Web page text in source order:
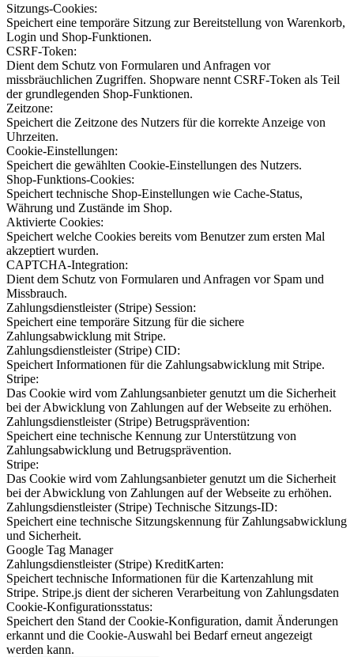
Sitzungs-Cookies:
Speichert eine temporäre Sitzung zur Bereitstellung von Warenkorb,
Login und Shop-Funktionen.
CSRF-Token:
Dient dem Schutz von Formularen und Anfragen vor
missbräuchlichen Zugriffen. Shopware nennt CSRF-Token als Teil
der grundlegenden Shop-Funktionen.
Zeitzone:
Speichert die Zeitzone des Nutzers für die korrekte Anzeige von
Uhrzeiten.
Cookie-Einstellungen:
Speichert die gewählten Cookie-Einstellungen des Nutzers.
Shop-Funktions-Cookies:
Speichert technische Shop-Einstellungen wie Cache-Status,
Währung und Zustände im Shop.
Aktivierte Cookies:
Speichert welche Cookies bereits vom Benutzer zum ersten Mal
akzeptiert wurden.
CAPTCHA-Integration:
Dient dem Schutz von Formularen und Anfragen vor Spam und
Missbrauch.
Zahlungsdienstleister (Stripe) Session:
Speichert eine temporäre Sitzung für die sichere
Zahlungsabwicklung mit Stripe.
Zahlungsdienstleister (Stripe) CID:
Speichert Informationen für die Zahlungsabwicklung mit Stripe.
Stripe:
Das Cookie wird vom Zahlungsanbieter genutzt um die Sicherheit
bei der Abwicklung von Zahlungen auf der Webseite zu erhöhen.
Zahlungsdienstleister (Stripe) Betrugsprävention:
Speichert eine technische Kennung zur Unterstützung von
Zahlungsabwicklung und Betrugsprävention.
Stripe:
Das Cookie wird vom Zahlungsanbieter genutzt um die Sicherheit
bei der Abwicklung von Zahlungen auf der Webseite zu erhöhen.
Zahlungsdienstleister (Stripe) Technische Sitzungs-ID:
Speichert eine technische Sitzungskennung für Zahlungsabwicklung
und Sicherheit.
Google Tag Manager
Zahlungsdienstleister (Stripe) KreditKarten:
Speichert technische Informationen für die Kartenzahlung mit
Stripe. Stripe.js dient der sicheren Verarbeitung von Zahlungsdaten
Cookie-Konfigurationsstatus:
Speichert den Stand der Cookie-Konfiguration, damit Änderungen
erkannt und die Cookie-Auswahl bei Bedarf erneut angezeigt
werden kann.